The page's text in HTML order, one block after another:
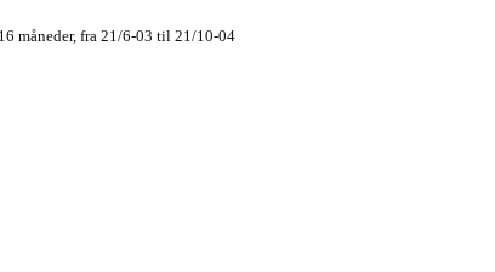
måneder, fra 21/6-03 til 21/10-04